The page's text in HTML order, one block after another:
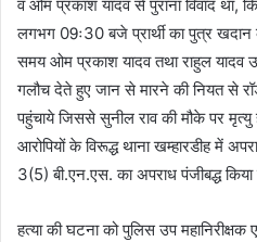
व ओम प्रकाश यादव से पुराना विवाद था,
लगभग 09ः30 बजे प्रार्थी का पुत्र
समय ओम प्रकाश यादव तथा राहुल यादव
गलौच देते हुए जान से मारने की नियत से
पहुंचाये जिससे सुनील राव की मौके पर मृत्यु
आरोपियों के विरूद्ध थाना खम्हारडीह में
3(5) बी.एन.एस. का अपराध पंजीबद्ध किया
हत्या की घटना को पुलिस उप महानिरीक्षक